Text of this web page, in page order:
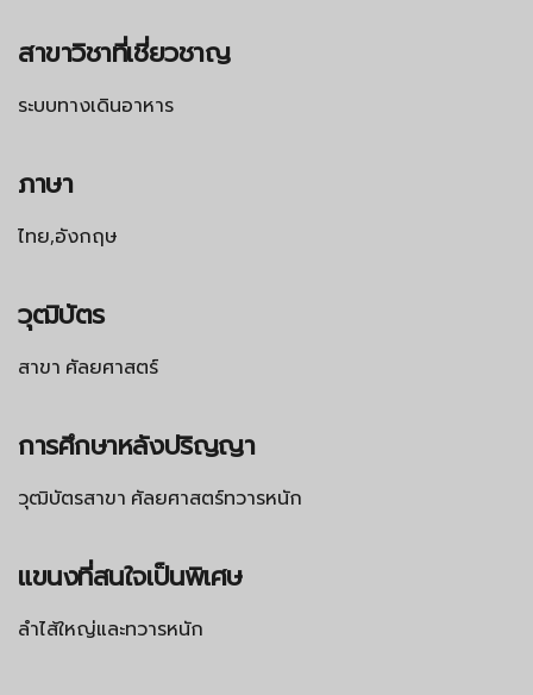
สาขาวิชาที่เชี่ยวชาญ
ระบบทางเดินอาหาร
ภาษา
ไทย,อังกฤษ
วุฒิบัตร
สาขา ศัลยศาสตร์
การศึกษาหลังปริญญา
วุฒิบัตรสาขา ศัลยศาสตร์ทวารหนัก
แขนงที่สนใจเป็นพิเศษ
ลำไส้ใหญ่และทวารหนัก